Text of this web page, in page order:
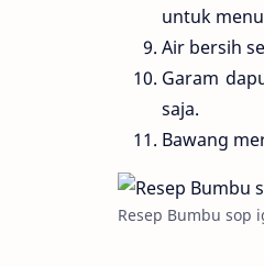
untuk
Air bersih
Garam
saja.
Bawang
Resep Bumbu sop